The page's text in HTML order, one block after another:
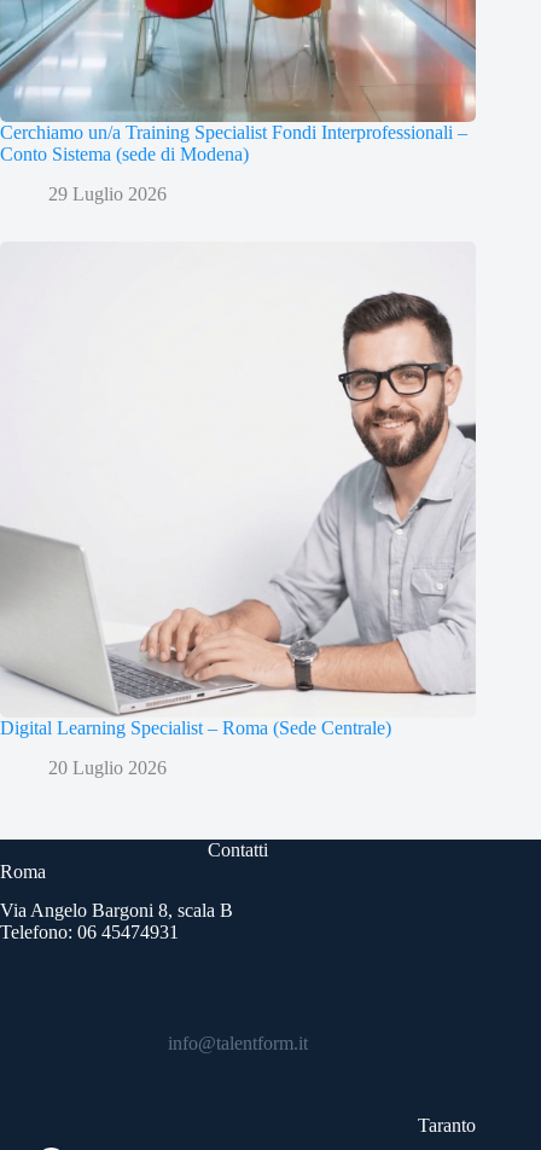
Cerchiamo un/a Training Specialist Fondi Interprofessionali –
Conto Sistema (sede di Modena)
29 Luglio 2026
Digital Learning Specialist – Roma (Sede Centrale)
20 Luglio 2026
Contatti
Roma
Via Angelo Bargoni 8, scala B
Telefono: 06 45474931
info@talentform.it
Taranto